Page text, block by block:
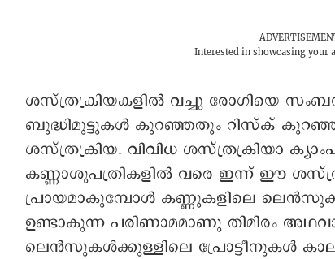
Interested in showcasing your
ശസ്ത്രക്രിയകളിൽ വച്ചു രോഗിയെ
ബുദ്ധിമുട്ടുകൾ കുറഞ്ഞതും റിസ്ക്
ശസ്ത്രക്രിയ. വിവിധ ശസ്ത്രക്രിയാ
കണ്ണാശുപത്രികളിൽ വരെ ഇന്ന് ഈ
പ്രായമാകുമ്പോള്‍ കണ്ണുകളിലെ
ഉണ്ടാകുന്ന പരിണാമമാണു തിമിരം അഥവാ
ലെൻസുകൾക്കുള്ളിലെ പ്രോട്ടീനുകൾ